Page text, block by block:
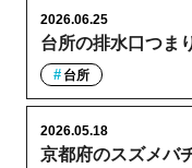
台所の排水口つま
2026.06.25
台所
京都府のスズメバ
2026.05.18